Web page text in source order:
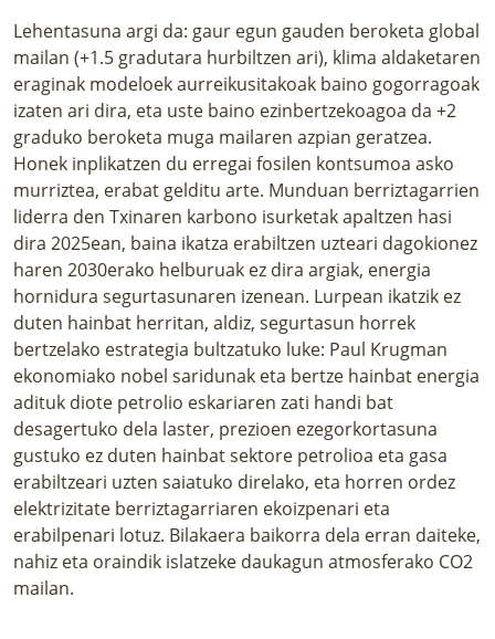
Lehentasuna argi da: gaur egun gauden beroketa global
mailan (+1.5 gradutara hurbiltzen ari), klima aldaketaren
eraginak modeloek aurreikusitakoak baino gogorragoak
izaten ari dira, eta uste baino ezinbertzekoagoa da +2
graduko beroketa muga mailaren azpian geratzea.
Honek inplikatzen du erregai fosilen kontsumoa asko
murriztea, erabat gelditu arte. Munduan berriztagarrien
liderra den Txinaren karbono isurketak apaltzen hasi
dira 2025ean, baina ikatza erabiltzen uzteari dagokionez
haren 2030erako helburuak ez dira argiak, energia
hornidura segurtasunaren izenean. Lurpean ikatzik ez
duten hainbat herritan, aldiz, segurtasun horrek
bertzelako estrategia bultzatuko luke: Paul Krugman
ekonomiako nobel saridunak eta bertze hainbat energia
adituk diote petrolio eskariaren zati handi bat
desagertuko dela laster, prezioen ezegorkortasuna
gustuko ez duten hainbat sektore petrolioa eta gasa
erabiltzeari uzten saiatuko direlako, eta horren ordez
elektrizitate berriztagarriaren ekoizpenari eta
erabilpenari lotuz. Bilakaera baikorra dela erran daiteke,
nahiz eta oraindik islatzeke daukagun atmosferako CO2
mailan.